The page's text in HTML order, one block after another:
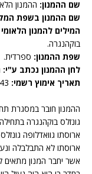
שם ההמנון: ההמנון
שם ההמנון בשפת
המילים להמנון
בוקהנגרה.
שפת ההמנון: ספרדית.
לחן ההמנון נכתב ע"י:
תאריך אימוץ רשמי:
ההמנון חובר במסגרת
גונזלס בוקהנגרה
ארוסתו גוואדלופה גונזלס
ארוסתו לא התבלבלה
אשר יחבר המנון מתאים